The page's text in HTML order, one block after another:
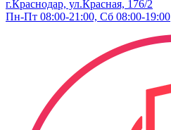
г.Краснодар, ул.Красная, 176/2
Пн-Пт 08:00-21:00, Сб 08:00-19:00